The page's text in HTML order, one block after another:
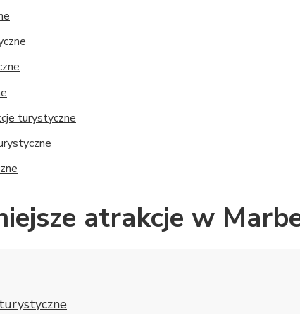
turystyczne
atrakcje w